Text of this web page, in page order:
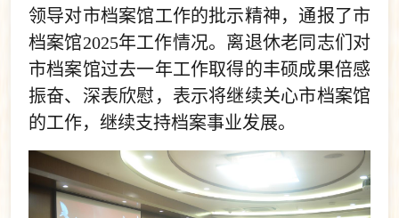
领导对市档案馆工作的批示精神，通报了市
档案馆2025年工作情况。离退休老同志们对
市档案馆过去一年工作取得的丰硕成果倍感
振奋、深表欣慰，表示将继续关心市档案馆
的工作，继续支持档案事业发展。